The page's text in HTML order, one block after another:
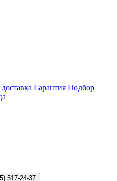
Гарантия Подбор
517-24-37